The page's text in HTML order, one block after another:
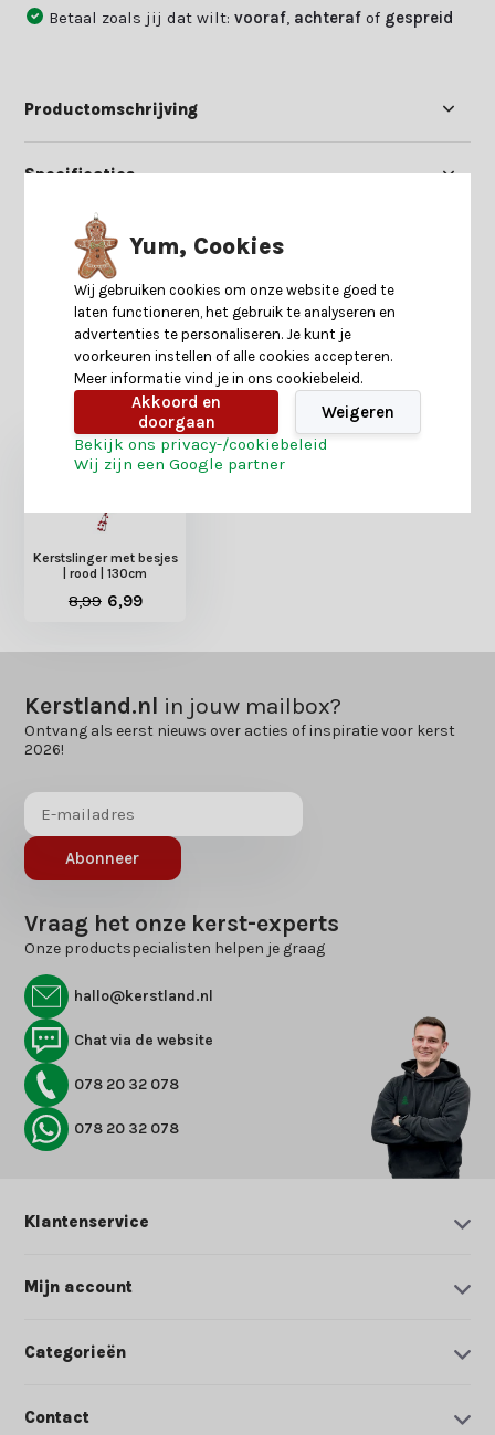
Betaal zoals jij dat wilt:vooraf achteraf of gespreid
Productomschrijving
Specificaties
Reviews
Heb je nog interesse in deze recent bekeken
Kerstslinger met besjes
| rood | 130cm
8,99 6,99
Kerstland.nl in jouw mailbox?
Ontvang als eerst nieuws over acties of inspiratie voor kerst
2026!
Abonneer
Vraag het onze kerst-experts
Onze productspecialisten helpen je graag
hallo@kerstland.nl
Chat via de website
078 20 32 078
078 20 32 078
Klantenservice
Mijn account
Categorieën
Contact
Yum, Cookies
Wij gebruiken cookies om onze website goed te
laten functioneren, het gebruik te analyseren en
advertenties te personaliseren. Je kunt je
voorkeuren instellen of alle cookies accepteren.
Meer informatie vind je in ons cookiebeleid.
Akkoord en
doorgaan
Weigeren
Bekijk ons privacy-/cookiebeleid
Wij zijn een Google partner